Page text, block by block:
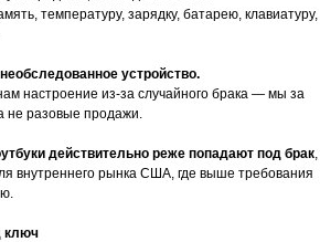
температуру, зарядку, батарею, клавиатуру,
устройство.
настроение из-за случайного брака — мы за
не разовые продажи.
действительно реже попадают под брак,
внутреннего рынка США, где выше требования
ключ